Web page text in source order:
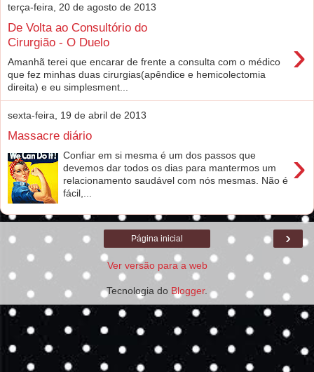
terça-feira, 20 de agosto de 2013
De Volta ao Consultório do
Cirurgião - O Duelo
›
Amanhã terei que encarar de frente a consulta com o médico
que fez minhas duas cirurgias(apêndice e hemicolectomia
direita) e eu simplesment...
sexta-feira, 19 de abril de 2013
Massacre diário
›
Confiar em si mesma é um dos passos que
devemos dar todos os dias para mantermos um
relacionamento saudável com nós mesmas. Não é
fácil,...
›
Página inicial
Ver versão para a web
Tecnologia do Blogger.